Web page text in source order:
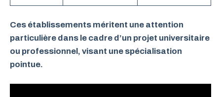
Ces établissements méritent une attention
particulière dans le cadre d’un projet universitaire
ou professionnel, visant une spécialisation
pointue.